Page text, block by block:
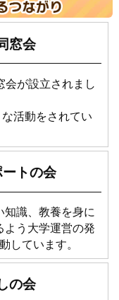
窓会
会が設立されまし
活動をされてい
トの会
知識、教養を身に
よう大学運営の発
しています。
の会